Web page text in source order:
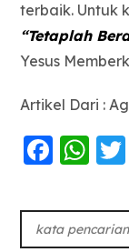
terbaik. Untuk
“Tetaplah
Yesus
Artikel Dari :